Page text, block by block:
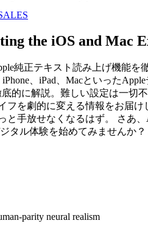
the iOS and Mac
純正テキスト読み上げ機能
、iPad、Macといった
的に解説。難しい設定は一
フを劇的に変える情報をお届
と手放せなくなるはず。 さあ
タル体験を始めてみませんか
parity neural realism